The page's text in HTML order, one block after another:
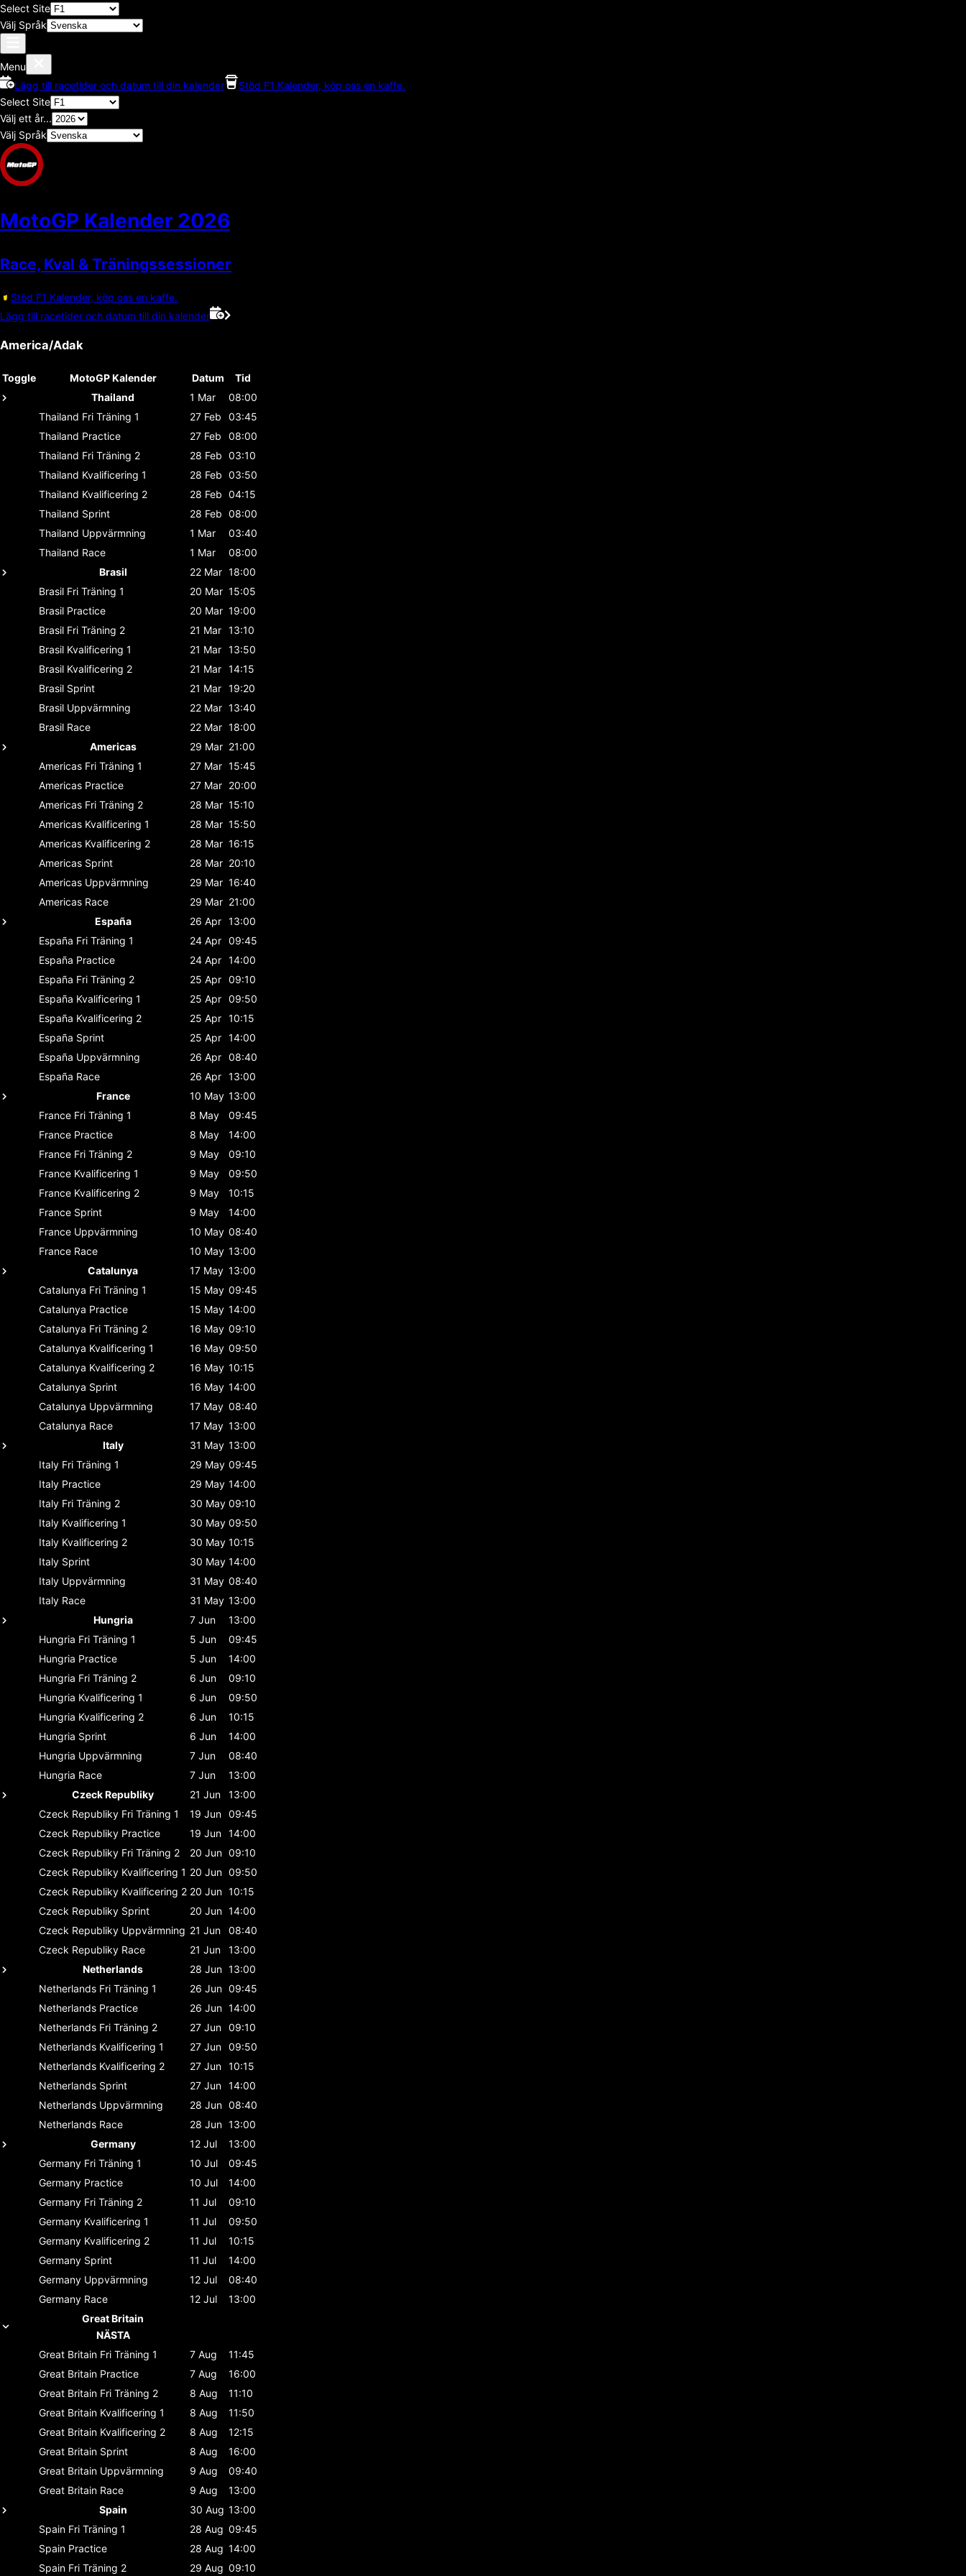
Select Site
Välj Språk
Menu
Lägg till racetider och datum till din kalender
Stöd F1 Kalender, köp oss en kaffe.
Select Site
Välj ett år...
Välj Språk
MotoGP Kalender 2026
Race, Kval & Träningssessioner
Stöd F1 Kalender, köp oss en kaffe.
Lägg till racetider och datum till din kalender
America/Adak
Toggle MotoGP Kalender Datum
Tid
Thailand
1 Mar
08:00
Thailand Fri Träning 1 27 Feb
03:45
Thailand Practice 27 Feb
08:00
Thailand Fri Träning 2 28 Feb 03:10
Thailand Kvalificering 1 28 Feb 03:50
Thailand Kvalificering 2 28 Feb 04:15
Thailand Sprint 28 Feb 08:00
Thailand Uppvärmning 1 Mar
03:40
Thailand Race 1 Mar
08:00
Brasil
22 Mar 18:00
Brasil Fri Träning 1 20 Mar 15:05
Brasil Practice 20 Mar 19:00
Brasil Fri Träning 2 21 Mar 13:10
Brasil Kvalificering 1 21 Mar 13:50
Brasil Kvalificering 2 21 Mar 14:15
Brasil Sprint 21 Mar 19:20
Brasil Uppvärmning 22 Mar 13:40
Brasil Race 22 Mar 18:00
Americas
29 Mar 21:00
Americas Fri Träning 1 27 Mar 15:45
Americas Practice 27 Mar 20:00
Americas Fri Träning 2 28 Mar 15:10
Americas Kvalificering 1 28 Mar 15:50
Americas Kvalificering 2 28 Mar 16:15
Americas Sprint 28 Mar 20:10
Americas Uppvärmning 29 Mar 16:40
Americas Race 29 Mar 21:00
España
26 Apr 13:00
España Fri Träning 1 24 Apr 09:45
España Practice 24 Apr 14:00
España Fri Träning 2 25 Apr 09:10
España Kvalificering 1 25 Apr 09:50
España Kvalificering 2 25 Apr 10:15
España Sprint 25 Apr 14:00
España Uppvärmning 26 Apr 08:40
España Race 26 Apr 13:00
France
10 May 13:00
France Fri Träning 1 8 May
09:45
France Practice 8 May
14:00
France Fri Träning 2 9 May
09:10
France Kvalificering 1 9 May
09:50
France Kvalificering 2 9 May
10:15
France Sprint 9 May
14:00
France Uppvärmning 10 May 08:40
France Race 10 May 13:00
Catalunya
17 May 13:00
Catalunya Fri Träning 1 15 May 09:45
Catalunya Practice 15 May 14:00
Catalunya Fri Träning 2 16 May 09:10
Catalunya Kvalificering 1 16 May 09:50
Catalunya Kvalificering 2 16 May 10:15
Catalunya Sprint 16 May 14:00
Catalunya Uppvärmning 17 May 08:40
Catalunya Race 17 May 13:00
Italy
31 May 13:00
Italy Fri Träning 1 29 May 09:45
Italy Practice 29 May 14:00
Italy Fri Träning 2 30 May 09:10
Italy Kvalificering 1 30 May 09:50
Italy Kvalificering 2 30 May 10:15
Italy Sprint 30 May 14:00
Italy Uppvärmning 31 May 08:40
Italy Race 31 May 13:00
Hungria
7 Jun
13:00
Hungria Fri Träning 1 5 Jun
09:45
Hungria Practice 5 Jun
14:00
Hungria Fri Träning 2 6 Jun
09:10
Hungria Kvalificering 1 6 Jun
09:50
Hungria Kvalificering 2 6 Jun
10:15
Hungria Sprint 6 Jun
14:00
Hungria Uppvärmning 7 Jun
08:40
Hungria Race 7 Jun
13:00
Czeck Republiky
21 Jun
13:00
Czeck Republiky Fri Träning 1 19 Jun 09:45
Czeck Republiky Practice 19 Jun 14:00
Czeck Republiky Fri Träning 2 20 Jun 09:10
Czeck Republiky Kvalificering 1 20 Jun 09:50
Czeck Republiky Kvalificering 2 20 Jun 10:15
Czeck Republiky Sprint 20 Jun 14:00
Czeck Republiky Uppvärmning 21 Jun
08:40
Czeck Republiky Race 21 Jun
13:00
Netherlands
28 Jun 13:00
Netherlands Fri Träning 1 26 Jun 09:45
Netherlands Practice 26 Jun 14:00
Netherlands Fri Träning 2 27 Jun 09:10
Netherlands Kvalificering 1 27 Jun 09:50
Netherlands Kvalificering 2 27 Jun 10:15
Netherlands Sprint 27 Jun 14:00
Netherlands Uppvärmning 28 Jun 08:40
Netherlands Race 28 Jun 13:00
Germany
12 Jul
13:00
Germany Fri Träning 1 10 Jul
09:45
Germany Practice 10 Jul
14:00
Germany Fri Träning 2 11 Jul
09:10
Germany Kvalificering 1 11 Jul
09:50
Germany Kvalificering 2 11 Jul
10:15
Germany Sprint 11 Jul
14:00
Germany Uppvärmning 12 Jul
08:40
Germany Race 12 Jul
13:00
Great Britain
NÄSTA
Great Britain Fri Träning 1 7 Aug
11:45
Great Britain Practice 7 Aug
16:00
Great Britain Fri Träning 2 8 Aug
11:10
Great Britain Kvalificering 1 8 Aug
11:50
Great Britain Kvalificering 2 8 Aug
12:15
Great Britain Sprint 8 Aug
16:00
Great Britain Uppvärmning 9 Aug
09:40
Great Britain Race 9 Aug
13:00
Spain
30 Aug 13:00
Spain Fri Träning 1 28 Aug 09:45
Spain Practice 28 Aug 14:00
Spain Fri Träning 2 29 Aug 09:10